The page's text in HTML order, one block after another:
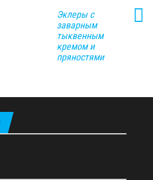
Эклеры с
заварным
тыквенным
кремом и
пряностями